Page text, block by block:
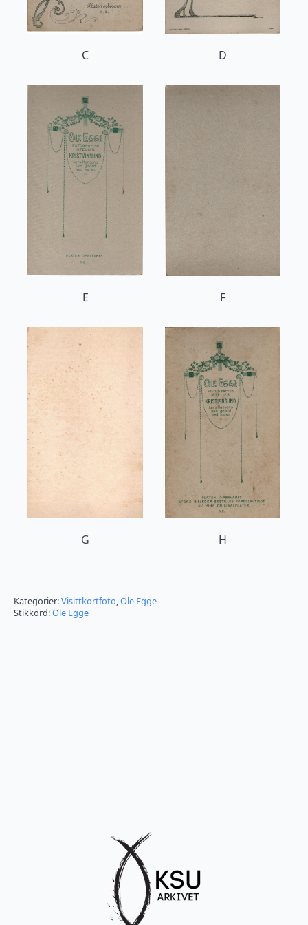
C D
E F
G H
Kategorier:Visittkortfoto Ole Egge
Stikkord:Ole Egge